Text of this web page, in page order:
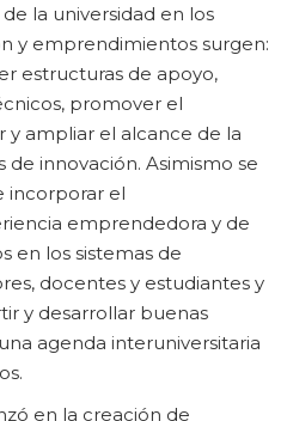
la universidad en los
y emprendimientos surgen:
estructuras de apoyo,
promover el
ampliar el alcance de la
innovación. Asimismo se
incorporar el
emprendedora y de
en los sistemas de
docentes y estudiantes y
y desarrollar buenas
agenda interuniversitaria
en la creación de